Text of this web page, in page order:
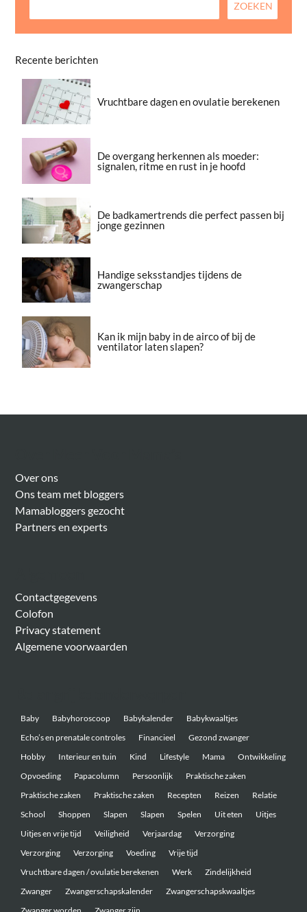
Recente berichten
Vruchtbare dagen en ovulatie berekenen
De overgang herkennen als moeder:
signalen, ritme en rust in je hoofd
De badkamertrends die perfect passen bij
jonge gezinnen
Handige seksstandjes tijdens de
zwangerschap
Kan ik mijn baby in de airco of bij de
ventilator laten slapen?
Over ons
Ons team met bloggers
Mamabloggers gezocht
Partners en experts
Contactgegevens
Colofon
Privacy statement
Algemene voorwaarden
Baby Babyhoroscoop Babykalender
Babykwaaltjes
Echo’s en prenatale controles
Financieel
Gezond zwanger
Hobby
Interieur en tuin Kind Lifestyle Mama
Ontwikkeling
Opvoeding
Papacolumn Persoonlijk
Praktische zaken
Praktische zaken
Praktische zaken Recepten Reizen
Relatie
School
Shoppen Slapen Slapen Spelen Uit eten
Uitjes
Uitjes en vrije tijd
Veiligheid Verjaardag
Verzorging
Verzorging
Verzorging Voeding
Vrije tijd
Vruchtbare dagen / ovulatie berekenen
Werk
Zindelijkheid
Zwanger
Zwangerschapskalender
Zwangerschapskwaaltjes